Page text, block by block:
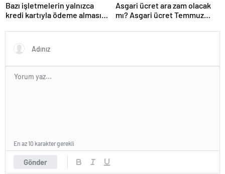
Bazı işletmelerin yalnızca
kredi kartıyla ödeme alması
Asgari ücret ara zam olacak
mı? Asgari ücret Temmuz
Gönder
En az 10 karakter gerekli